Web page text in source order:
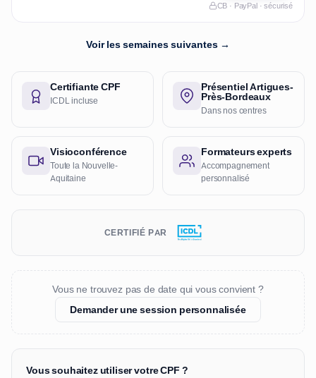
CB · PayPal · sécurisé
Voir les semaines suivantes →
Certifiante CPF
ICDL incluse
Présentiel Artigues-
Près-Bordeaux
Dans nos centres
Visioconférence
Toute la Nouvelle-
Aquitaine
Formateurs experts
Accompagnement
personnalisé
CERTIFIÉ PAR
Vous ne trouvez pas de date qui vous convient ?
Demander une session personnalisée
Vous souhaitez utiliser votre CPF ?